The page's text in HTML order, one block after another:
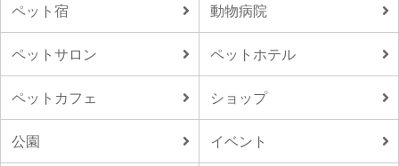
ペット宿 動物病院
ペットサロン ペットホテル
ペットカフェ ショップ
公園 イベント